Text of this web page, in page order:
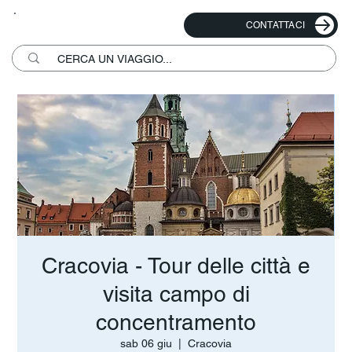
CONTATTACI
Cracovia - Tour delle città e
visita campo di
concentramento
sab 06 giu Cracovia